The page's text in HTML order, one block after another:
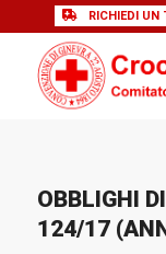
RICHIEDI UN
OBBLIGHI
124/17